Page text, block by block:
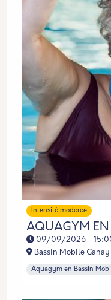
Intensité modérée
AQUAGYM
09/09/2026 -
Bassin Mobile Ganay
Aquagym en Bassin